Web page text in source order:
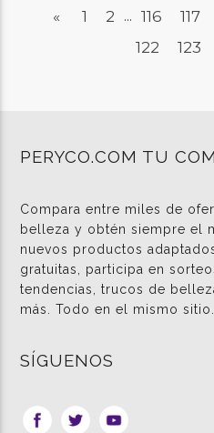
« 1 2 ... 116 117
122 123
PERYCO.COM TU
Compara entre miles de
belleza y obtén siempre el
nuevos productos
gratuitas, participa en
tendencias, trucos de
más. Todo en el mismo sitio.
SÍGUENOS